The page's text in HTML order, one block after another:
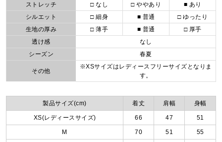
ストレッチ □ なし □ ややあり
■ あり
シルエット
□ 細身 ■ 普通
□ ゆったり
生地の厚み
□ 薄手 ■ 普通
□ 厚手
透け感
なし
シーズン
春夏
その他
※XSサイズはレディースフリーサイズとなりま
す。
製品サイズ(cm) 着丈 肩幅 身幅
XS(レディースサイズ) 66 47 51
M 70 51 55